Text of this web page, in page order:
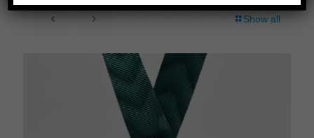
Show all